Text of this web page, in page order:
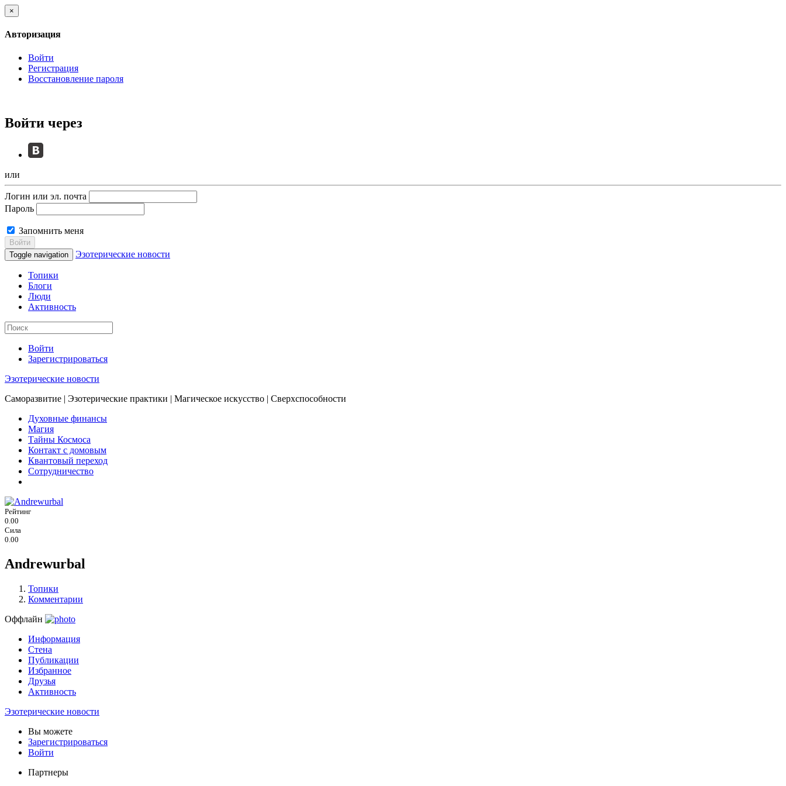
×
Авторизация
Войти
Регистрация
Восстановление пароля
Войти через
или
Логин или эл. почта
Пароль
Запомнить меня
Войти
Toggle navigation
Эзотерические новости
Топики
Блоги
Люди
Активность
Войти
Зарегистрироваться
Эзотерические новости
Саморазвитие | Эзотерические практики | Магическое искусство | Сверхспособности
Духовные финансы
Магия
Тайны Космоса
Контакт с домовым
Квантовый переход
Сотрудничество
Рейтинг
0.00
Сила
0.00
Andrewurbal
Топики
Комментарии
Оффлайн
Информация
Стена
Публикации
Избранное
Друзья
Активность
Эзотерические новости
Вы можете
Зарегистрироваться
Войти
Партнеры